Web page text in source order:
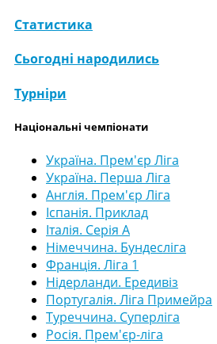
Статистика
Сьогодні народились
Турніри
Національні чемпіонати
Україна. Прем'єр Ліга
Україна. Перша Ліга
Англія. Прем'єр Ліга
Іспанія. Приклад
Італія. Серія А
Німеччина. Бундесліга
Франція. Ліга 1
Нідерланди. Ередивіз
Португалія. Ліга Примейра
Туреччина. Суперліга
Росія. Прем'єр-ліга